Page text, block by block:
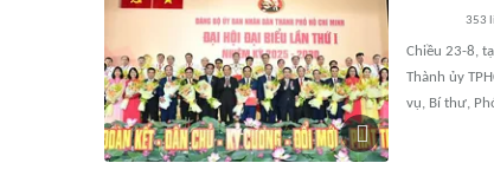
353
Chiều 23-8,
Thành ủy
vụ, Bí thư,